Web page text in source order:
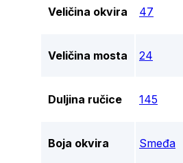
Veličina okvira 47
Veličina mosta 24
Duljina ručice 145
Boja okvira Smeđa